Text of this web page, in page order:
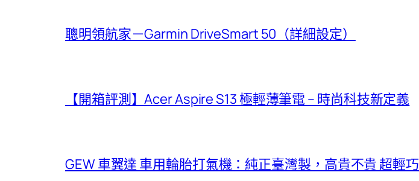
聰明領航家－Garmin DriveSmart 50（詳細設定）
【開箱評測】Acer Aspire S13 極輕薄筆電 – 時尚科技新定義
GEW 車翼達 車用輪胎打氣機：純正臺灣製，高貴不貴 超輕巧